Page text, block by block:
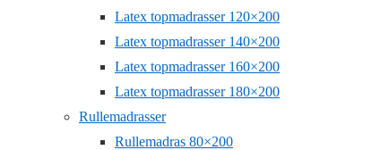
Latex topmadrasser 120×200
Latex topmadrasser 140×200
Latex topmadrasser 160×200
Latex topmadrasser 180×200
Rullemadrasser
Rullemadras 80×200